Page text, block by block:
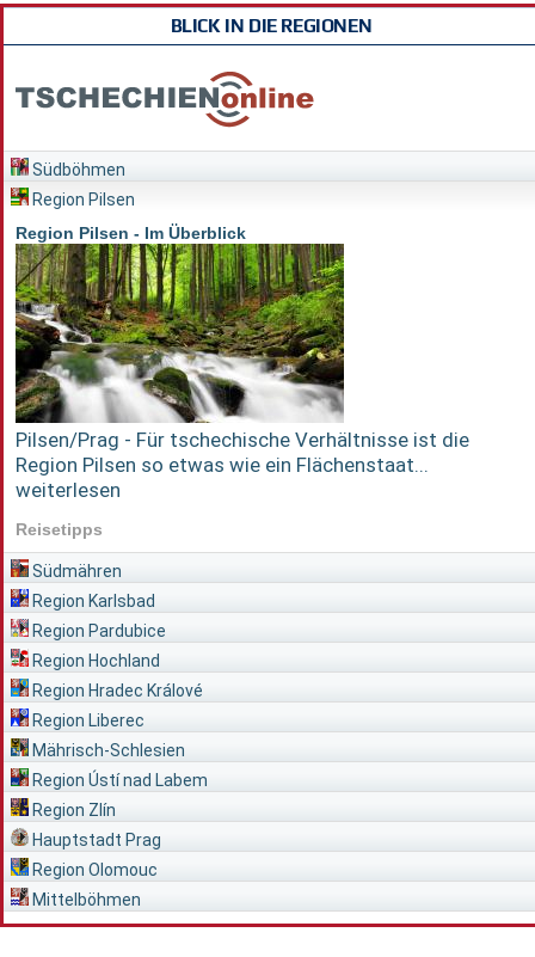
BLICK IN DIE REGIONEN
Südböhmen
Region Pilsen
Region Pilsen - Im Überblick
Pilsen/Prag - Für tschechische Verhältnisse ist die
Region Pilsen so etwas wie ein Flächenstaat...
weiterlesen
Reisetipps
Südmähren
Region Karlsbad
Region Pardubice
Region Hochland
Region Hradec Králové
Region Liberec
Mährisch-Schlesien
Region Ústí nad Labem
Region Zlín
Hauptstadt Prag
Region Olomouc
Mittelböhmen